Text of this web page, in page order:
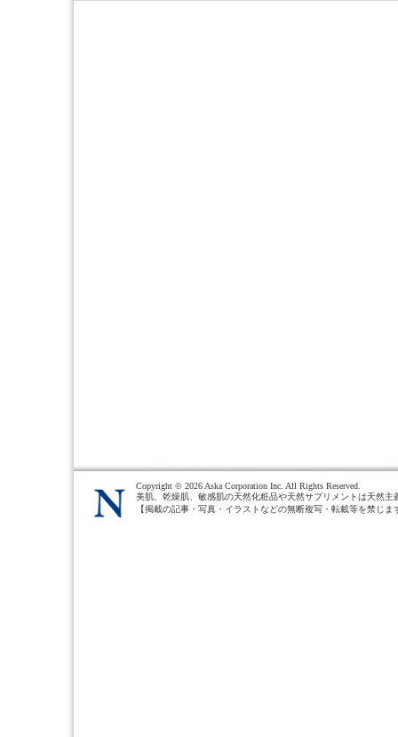
Copyright © 2026 Aska Corporation Inc. All Rights Reserved.
美肌、乾燥肌、敏感肌の天然化粧品や天然サプリメントは天然主
【掲載の記事・写真・イラストなどの無断複写・転載等を禁じま